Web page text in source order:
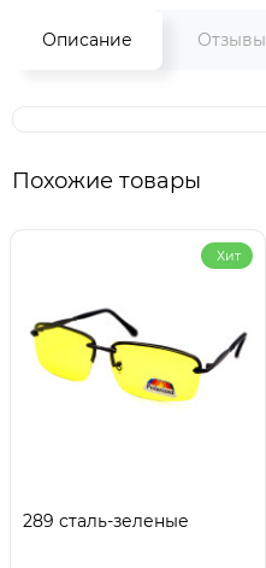
Описание Отзывы
Похожие товары
Хит
289 сталь-зеленые